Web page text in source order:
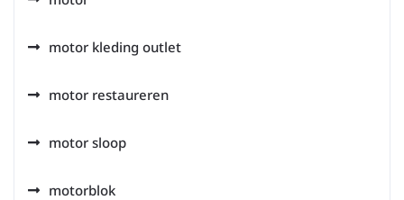
motor kleding outlet
motor restaureren
motor sloop
motorblok